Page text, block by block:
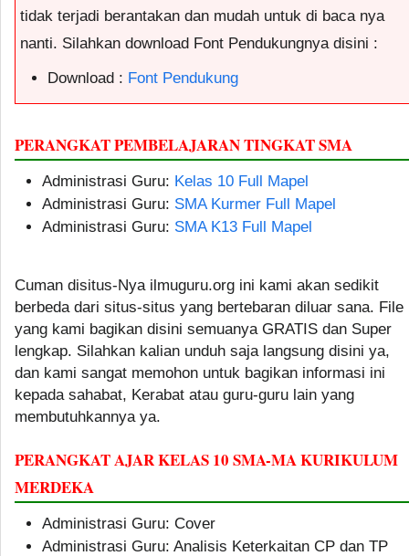
tidak terjadi berantakan dan mudah untuk di baca nya
nanti. Silahkan download Font Pendukungnya disini :
Download : Font Pendukung
PERANGKAT PEMBELAJARAN TINGKAT SMA
Administrasi Guru: Kelas 10 Full Mapel
Administrasi Guru: SMA Kurmer Full Mapel
Administrasi Guru: SMA K13 Full Mapel
Cuman disitus-Nya ilmuguru.org ini kami akan sedikit
berbeda dari situs-situs yang bertebaran diluar sana. File
yang kami bagikan disini semuanya GRATIS dan Super
lengkap. Silahkan kalian unduh saja langsung disini ya,
dan kami sangat memohon untuk bagikan informasi ini
kepada sahabat, Kerabat atau guru-guru lain yang
membutuhkannya ya.
PERANGKAT AJAR KELAS 10 SMA-MA KURIKULUM
MERDEKA
Administrasi Guru: Cover
Administrasi Guru: Analisis Keterkaitan CP dan TP